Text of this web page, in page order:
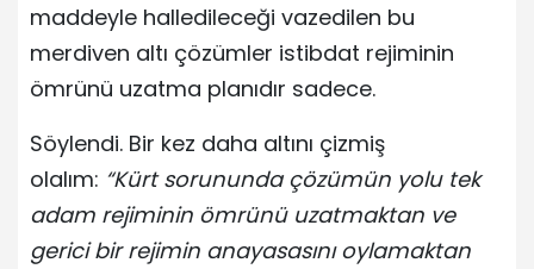
maddeyle halledileceği vazedilen bu
merdiven altı çözümler istibdat rejiminin
ömrünü uzatma planıdır sadece.
Söylendi. Bir kez daha altını çizmiş
olalım: “Kürt sorununda çözümün yolu tek
adam rejiminin ömrünü uzatmaktan ve
gerici bir rejimin anayasasını oylamaktan